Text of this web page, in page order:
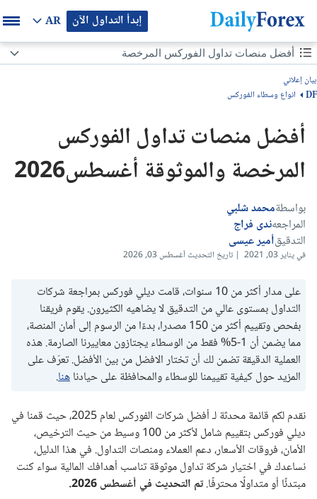
إبدأ التداول الآن AR
محتوى الصفحة
DF انواع وسطاء الفوركس
بيان إعلاني
أفضل منصات تداول الفوركس المرخصة
أفضل منصات تداول الفوركس المرخصة
أفضل وسطاء الفوركس (شركات الفوركس)
أفضل شركات التداول في العالم
المعايير المستخدمة في المقارنة بين أفضل منصات تداول فوركس
أهم تراخيص منصات الفوركس الدولية
أفضل شركات الفوركس المرخصة
كيف اختار أفضل منصة تداول عبر الإنترنت؟
الرافعة المالية لدى أفضل منصات تداول الفوركس المرخصة
منصات تداول الفوركس الأكثر شعبية أغسطس2026
طريقة التنفيذ بأفضل منصات تداول فوركس
سوق الأسهم في أفضل منصات تداول فوركس موثوقة
أفضل منصات تداول الفوركس الموثوقة
أفضل منصات تداول الفوركس
المرخصة والموثوقة أغسطس2026
بواسطةمحمد شلبي
المراجعهندى فراج
التدقيقأمير عيسى
في يناير 03, 2021 | تاريخ التحديث أغسطس 03, 2026
على مدار أكثر من 10 سنوات، قامت ديلي فوركس بمراجعة شركات
التداول بمستوى عالي من التدقيق لا يضاهيه الكثيرون. يقوم فريقنا
بفحص وتقييم أكثر من 150 مصدرا، بدءًا من الرسوم إلى أمان المنصة،
مما يضمن أن 1-5% فقط من الوسطاء يجتازون معاييرنا الصارمة. هذه
العملية الدقيقة تضمن لك أن تختار الافضل من بين الأفضل. تعرّف على
المزيد حول كيفية تقييمنا للوسطاء والمحافظة على حيادناهنا.
نقدم لكم قائمة محدثة لـ أفضل شركات الفوركس لعام 2025، حيث قمنا في
ديلي فوركس بتقييم شامل لأكثر من 100 وسيط من حيث الترخيص،
الأمان، فروقات الأسعار، دعم العملاء ومنصات التداول. في هذا الدليل،
نساعدك في اختيار شركة تداول موثوقة تناسب أهدافك المالية سواء كنت
مبتدئًا أو متداولًا محترفًا.تم التحديث في أغسطس 2026.